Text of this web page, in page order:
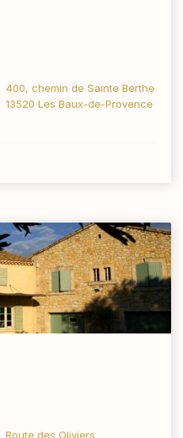
400, chemin de Sainte Berthe
13520 Les Baux-de-Provence
Route des Oliviers